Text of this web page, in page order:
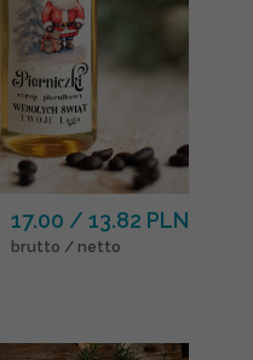
17.00 / 13.82 PLN
brutto / netto